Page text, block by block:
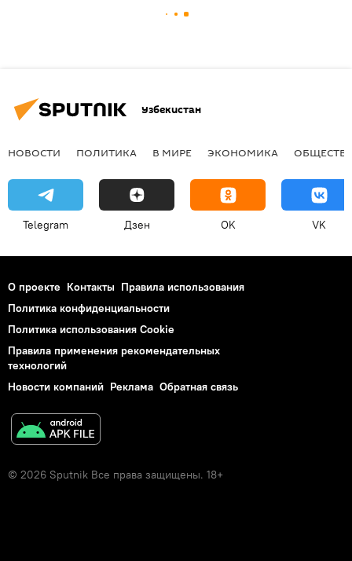
Узбекистан
НОВОСТИ ПОЛИТИКА В МИРЕ ЭКОНОМИКА
Telegram Дзен OK VK
О проекте Контакты Правила использования
Политика конфиденциальности
Политика использования Cookie
Правила применения рекомендательных
технологий
Новости компаний Реклама Обратная связь
© 2026 Sputnik Все права защищены. 18+